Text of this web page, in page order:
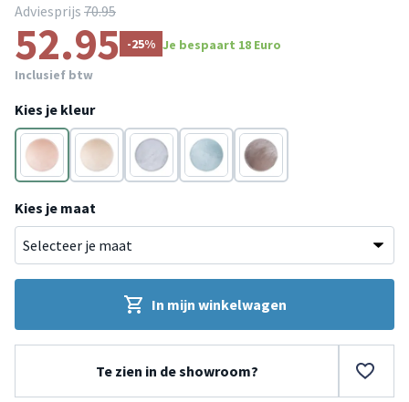
Adviesprijs 70.95
52.95 -25% Je bespaart 18 Euro
Inclusief btw
Kies je kleur
Roze Beige Grijs Blauw
Taupe
Kies je maat
In mijn winkelwagen
Te zien in de showroom?